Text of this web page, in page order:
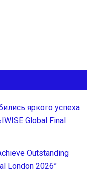
яркого успеха
Global Final
Outstanding
London 2026”